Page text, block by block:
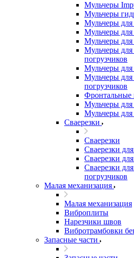
Мульчеры
Мульчеры
Мульчеры
Мульчеры для
Мульчеры для
Мульчеры
погрузчиков
Мульчеры для
Мульчеры для
погрузчиков
Фронтальные
Мульчеры для
Мульчеры для
Сваерезки
Сваерезки
Сваерезки
Сваерезки
Сваерезки
погрузчиков
Малая механизация
Малая механизация
Виброплиты
Нарезчики швов
Вибротрамбовки
Запасные части